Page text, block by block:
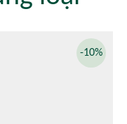
-10%